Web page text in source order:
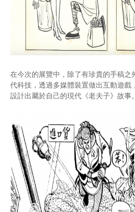
在今次的展覽中，除了有珍貴的手稿之
代科技，透過多媒體裝置做出互動遊戲
設計出屬於自己的現代《老夫子》故事。